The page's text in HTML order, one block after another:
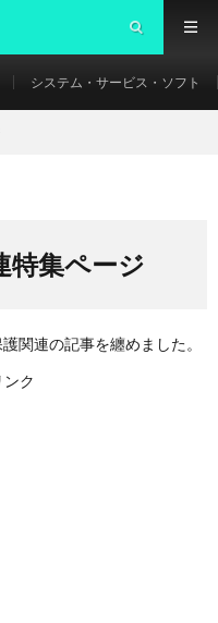
システム・サービス・ソフト
特集ページ
関連の記事を纏めました。
ク